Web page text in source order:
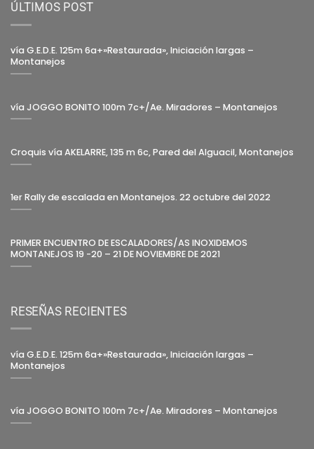
ÚLTIMOS POST
vía G.E.D.E. 125m 6a+»Restaurada», Iniciación largas –
Montanejos
vía JOGGO BONITO 100m 7c+/Ae. Miradores – Montanejos
Croquis vía AKELARRE, 135 m 6c, Pared del Alguacil, Montanejos
1er Rally de escalada en Montanejos. 22 octubre del 2022
PRIMER ENCUENTRO DE ESCALADORES/AS INOXIDEMOS
MONTANEJOS 19 -20 – 21 DE NOVIEMBRE DE 2021
RESEÑAS RECIENTES
vía G.E.D.E. 125m 6a+»Restaurada», Iniciación largas –
Montanejos
vía JOGGO BONITO 100m 7c+/Ae. Miradores – Montanejos